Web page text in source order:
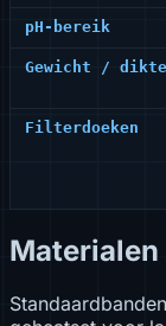
pH-bereik
Gewicht / dikte
Filterdoeken